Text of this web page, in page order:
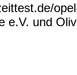
e.V. und